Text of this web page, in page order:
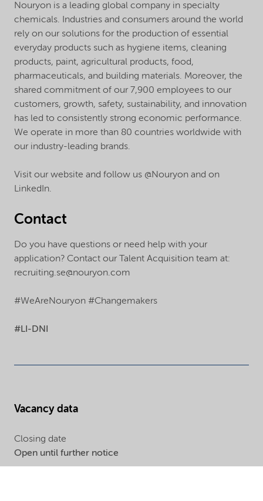
Nouryon is a leading global company in specialty
chemicals. Industries and consumers around the world
rely on our solutions for the production of essential
everyday products such as hygiene items, cleaning
products, paint, agricultural products, food,
pharmaceuticals, and building materials. Moreover, the
shared commitment of our 7,900 employees to our
customers, growth, safety, sustainability, and innovation
has led to consistently strong economic performance.
We operate in more than 80 countries worldwide with
our industry-leading brands.
Visit our website and follow us @Nouryon and on
LinkedIn.
Contact
Do you have questions or need help with your
application? Contact our Talent Acquisition team at:
recruiting.se@nouryon.com
#WeAreNouryon #Changemakers
#LI-DNI
Vacancy data
Closing date
Open until further notice